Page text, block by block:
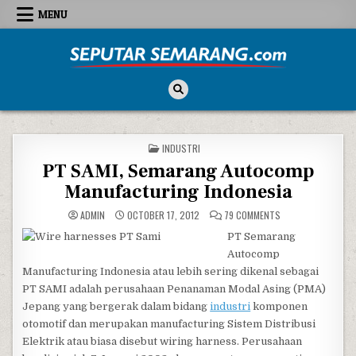
Skip to content
MENU
POSTED IN
INDUSTRI
PT SAMI, Semarang Autocomp
Manufacturing Indonesia
ADMIN OCTOBER 17, 2012 79 COMMENTSON PT SAMI,
PT Semarang
Autocomp
Manufacturing Indonesia atau lebih sering dikenal sebagai
PT SAMI adalah perusahaan Penanaman Modal Asing (PMA)
Jepang yang bergerak dalam bidangindustri komponen
otomotif dan merupakan manufacturing Sistem Distribusi
Elektrik atau biasa disebut wiring harness. Perusahaan